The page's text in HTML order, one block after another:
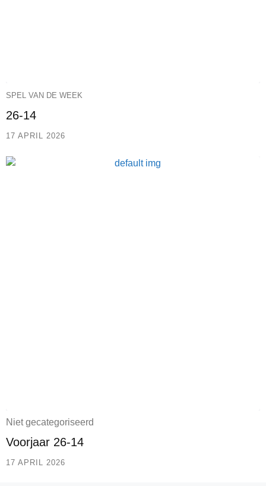
SPEL VAN DE WEEK
26-14
17 APRIL 2026
Niet gecategoriseerd
Voorjaar 26-14
17 APRIL 2026